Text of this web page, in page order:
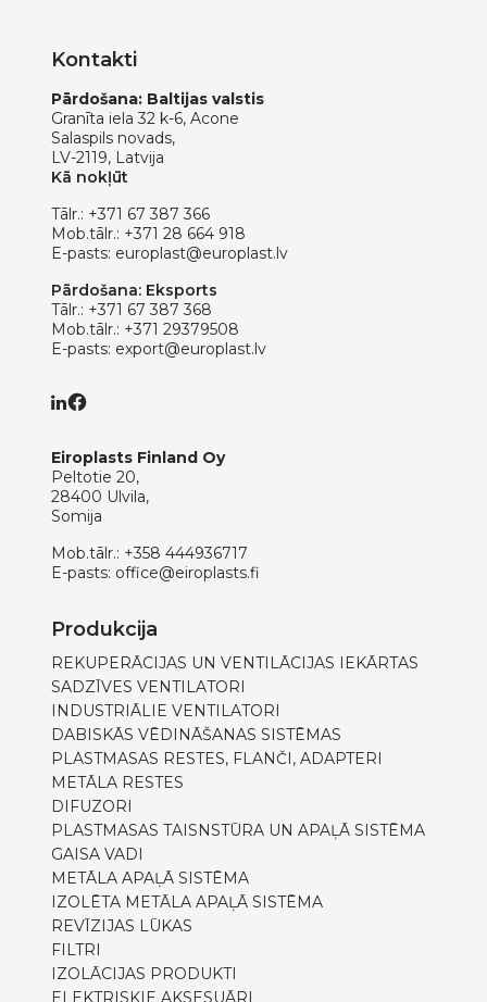
Kontakti
Pārdošana: Baltijas valstis
Granīta iela 32 k-6, Acone
Salaspils novads,
LV-2119, Latvija
Kā nokļūt
Tālr.: +371 67 387 366
Mob.tālr.: +371 28 664 918
E-pasts: europlast@europlast.lv
Pārdošana: Eksports
Tālr.: +371 67 387 368
Mob.tālr.: +371 29379508
E-pasts: export@europlast.lv
Eiroplasts Finland Oy
Peltotie 20,
28400 Ulvila,
Somija
Mob.tālr.: +358 444936717
E-pasts: office@eiroplasts.fi
Produkcija
REKUPERĀCIJAS UN VENTILĀCIJAS IEKĀRTAS
SADZĪVES VENTILATORI
INDUSTRIĀLIE VENTILATORI
DABISKĀS VĒDINĀŠANAS SISTĒMAS
PLASTMASAS RESTES, FLANČI, ADAPTERI
METĀLA RESTES
DIFUZORI
PLASTMASAS TAISNSTŪRA UN APAĻĀ SISTĒMA
GAISA VADI
METĀLA APAĻĀ SISTĒMA
IZOLĒTA METĀLA APAĻĀ SISTĒMA
REVĪZIJAS LŪKAS
FILTRI
IZOLĀCIJAS PRODUKTI
ELEKTRISKIE AKSESUĀRI